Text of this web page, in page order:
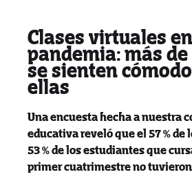
Clases virtuales
pandemia: más
se sienten
ellas
Una encuesta hecha a nuestra
educativa reveló que el 57 % de
53 % de los estudiantes que
primer cuatrimestre no